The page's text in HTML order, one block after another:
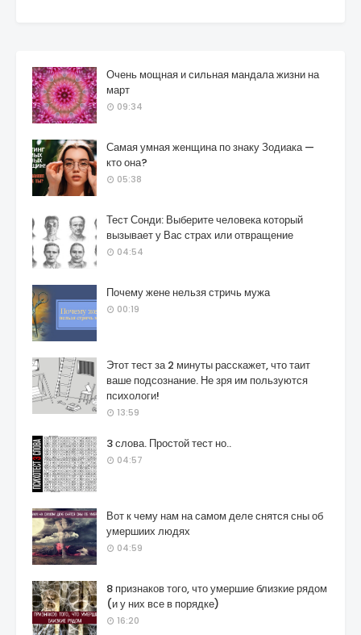
Очень мощная и сильная мандала жизни на
март
09:34
Самая умная женщина по знаку Зодиака —
кто она?
05:38
Тест Сонди: Выберите человека который
вызывает у Вас страх или отвращение
04:54
Почему жене нельзя стричь мужа
00:19
Этот тест за 2 минуты расскажет, что таит
ваше подсознание. Не зря им пользуются
психологи!
13:59
3 слова. Простой тест но..
04:57
Вот к чему нам на самом деле снятся сны об
умершиих людях
04:59
8 признаков того, что умершие близкие рядом
(и у них все в порядке)
16:20